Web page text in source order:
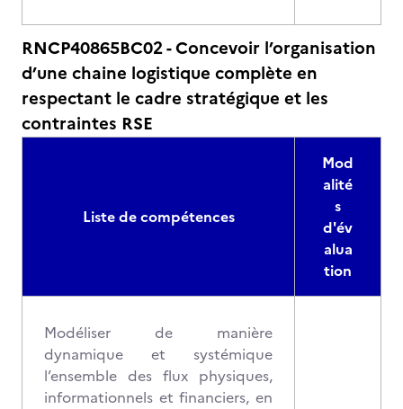
RNCP40865BC02 - Concevoir l’organisation
d’une chaine logistique complète en
respectant le cadre stratégique et les
contraintes RSE
Liste de compétences
Mod
alité
s
d'év
alua
tion
Modéliser de manière
dynamique et systémique
l’ensemble des flux physiques,
informationnels et financiers, en